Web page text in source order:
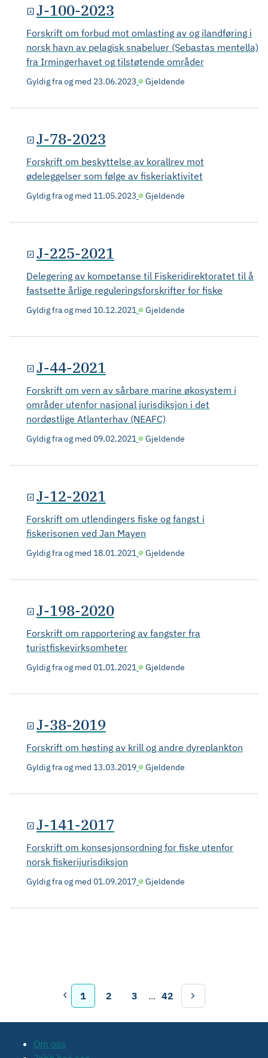
J-100-2023
Forskrift om forbud mot omlasting av og ilandføring i
norsk havn av pelagisk snabeluer (Sebastas mentella)
fra Irmingerhavet og tilstøtende områder
Gyldig fra og med 23.06.2023 Gjeldende
J-78-2023
Forskrift om beskyttelse av korallrev mot
ødeleggelser som følge av fiskeriaktivitet
Gyldig fra og med 11.05.2023 Gjeldende
J-225-2021
Delegering av kompetanse til Fiskeridirektoratet til å
fastsette årlige reguleringsforskrifter for fiske
Gyldig fra og med 10.12.2021 Gjeldende
J-44-2021
Forskrift om vern av sårbare marine økosystem i
områder utenfor nasjonal jurisdiksjon i det
nordøstlige Atlanterhav (NEAFC)
Gyldig fra og med 09.02.2021 Gjeldende
J-12-2021
Forskrift om utlendingers fiske og fangst i
fiskerisonen ved Jan Mayen
Gyldig fra og med 18.01.2021 Gjeldende
J-198-2020
Forskrift om rapportering av fangster fra
turistfiskevirksomheter
Gyldig fra og med 01.01.2021 Gjeldende
J-38-2019
Forskrift om høsting av krill og andre dyreplankton
Gyldig fra og med 13.03.2019 Gjeldende
J-141-2017
Forskrift om konsesjonsordning for fiske utenfor
norsk fiskerijurisdiksjon
Gyldig fra og med 01.09.2017 Gjeldende
1 2 3 ... 42
Om oss